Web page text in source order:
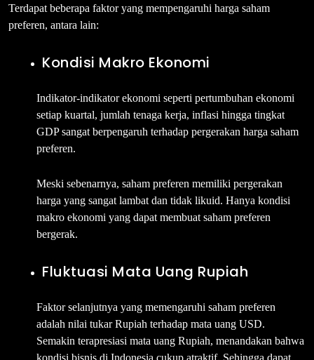
Terdapat beberapa faktor yang mempengaruhi harga saham
preferen, antara lain:
Kondisi Makro Ekonomi
Indikator-indikator ekonomi seperti pertumbuhan ekonomi
setiap kuartal, jumlah tenaga kerja, inflasi hingga tingkat
GDP sangat berpengaruh terhadap pergerakan harga saham
preferen.
Meski sebenarnya, saham preferen memiliki pergerakan
harga yang sangat lambat dan tidak likuid. Hanya kondisi
makro ekonomi yang dapat membuat saham preferen
bergerak.
Fluktuasi Mata Uang Rupiah
Faktor selanjutnya yang memengaruhi saham preferen
adalah nilai tukar Rupiah terhadap mata uang USD.
Semakin terapresiasi mata uang Rupiah, menandakan bahwa
kondisi bisnis di Indonesia cukup atraktif. Sehingga dapat